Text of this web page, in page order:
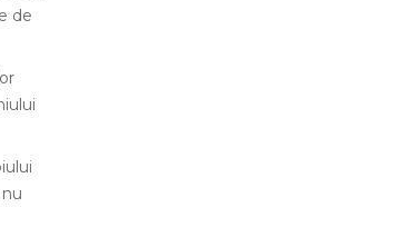
de